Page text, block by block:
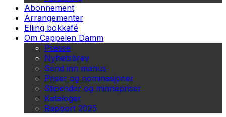
Abonnement
Arrangementer
Elling bokkafé
Om Cappelen Damm
Presse
Nyhetsbrev
Send inn manus
Priser og nominasjoner
Stipender og minnepriser
Kataloger
Rapport 2025